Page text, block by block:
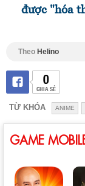
được "hóa
Theo Helino
0
CHIA SẺ
TỪ KHÓA ANIME
GAME